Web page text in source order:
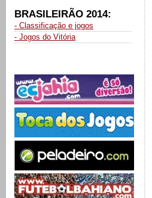
BRASILEIRÃO 2014:
- Classificação e jogos
- Jogos do Vitória